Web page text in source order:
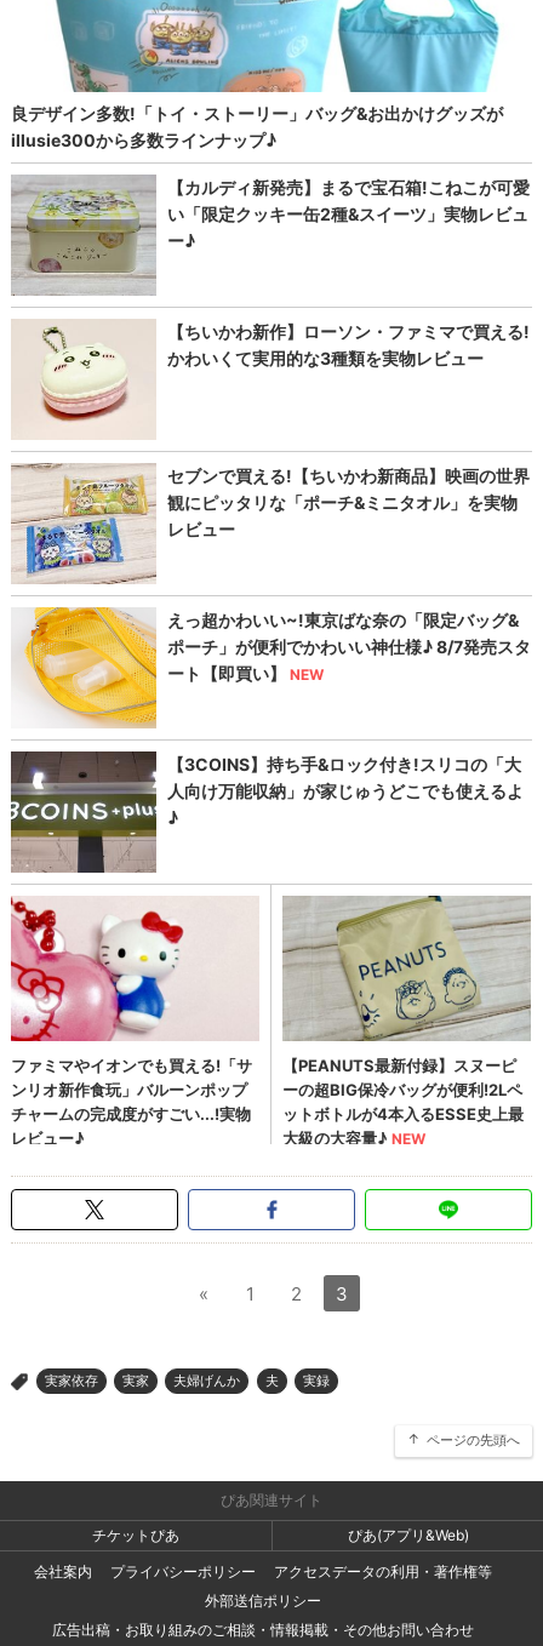
« 1 2 3
> 実家依存 実家 夫婦げんか 夫 実録
ページの先頭へ
ぴあ関連サイト
チケットぴあ
ぴあ(アプリ&Web)
会社案内
プライバシーポリシー
アクセスデータの利用・著作権等
外部送信ポリシー
広告出稿・お取り組みのご相談・情報掲載・その他お問い合わせ